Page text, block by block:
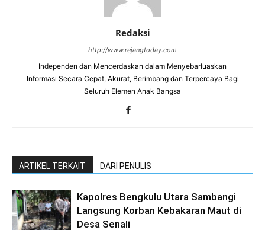
Redaksi
http://www.rejangtoday.com
Independen dan Mencerdaskan dalam Menyebarluaskan
Informasi Secara Cepat, Akurat, Berimbang dan Terpercaya Bagi
Seluruh Elemen Anak Bangsa
ARTIKEL TERKAIT DARI PENULIS
Kapolres Bengkulu Utara Sambangi
Langsung Korban Kebakaran Maut di
Desa Senali